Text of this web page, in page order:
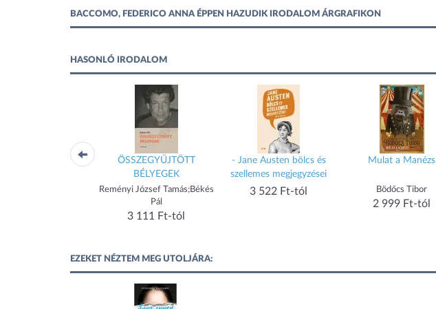
BACCOMO, FEDERICO ANNA ÉPPEN HAZUDIK IRODALOM ÁRGRAFIKON
HASONLÓ IRODALOM
ÖSSZEGYŰJTÖTT
BÉLYEGEK
Reményi József Tamás;Békés
Pál
3 111 Ft-tól
- Jane Austen bölcs és
szellemes megjegyzései
3 522 Ft-tól
Mulat a Manézs
Bödőcs Tibor
2 999 Ft-tól
EZEKET NÉZTEM MEG UTOLJÁRA: